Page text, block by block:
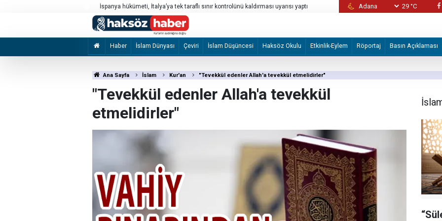
AB'den Rusya'nın askeri-sanayi kompleksinden 5 kişiye yeni yaptırım BAE: Bu hafta Hürmüz Boğazı'nda 3
29 °C
Haber İslam Dünyası Çeviri İslam Düşüncesi Haksöz Okulu Etkinlik-Eylem Röportaj Basın Açıklaması
Ana Sayfa İslam Kur'an "Tevekkül edenler Allah'a tevekkül etmelidirler"
"Tevekkül edenler Allah'a tevekkül
etmelidirler"